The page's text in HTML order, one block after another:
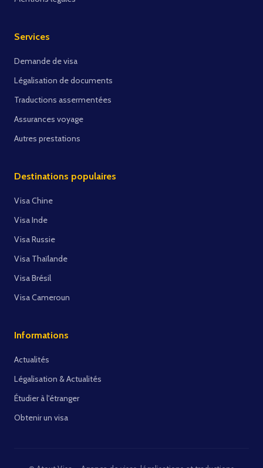
Services
Demande de visa
Légalisation de documents
Traductions assermentées
Assurances voyage
Autres prestations
Destinations populaires
Visa Chine
Visa Inde
Visa Russie
Visa Thaïlande
Visa Brésil
Visa Cameroun
Informations
Actualités
Légalisation & Actualités
Étudier à l'étranger
Obtenir un visa